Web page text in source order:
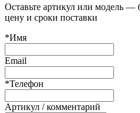
Оставьте артикул или модель
цену и сроки поставки
*Имя
Email
*Телефон
Артикул / комментарий